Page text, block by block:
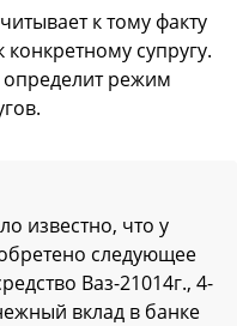
к тому факту
супругу.
режим
известно, что у
следующее
Ваз-21014г., 4-
вклад в банке